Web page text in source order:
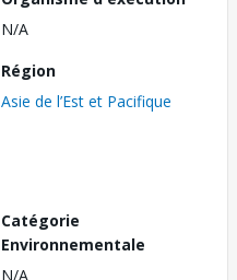
N/A
Région
Asie de l’Est et Pacifique
Catégorie
Environnementale
N/A